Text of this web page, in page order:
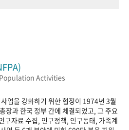
Activities
업을 강화하기 위한 협정이 1974년 3월
장과 한국 정부 간에 체결되었고, 그 주요
구자료 수집, 인구정책, 인구동태, 가족계